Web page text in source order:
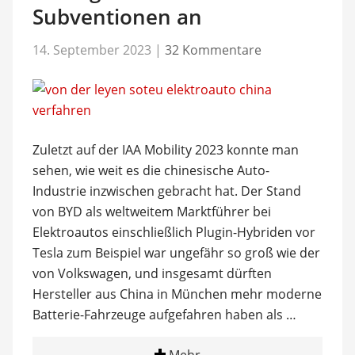
Subventionen an
14. September 2023 | 32 Kommentare
Zuletzt auf der IAA Mobility 2023 konnte man
sehen, wie weit es die chinesische Auto-
Industrie inzwischen gebracht hat. Der Stand
von BYD als weltweitem Marktführer bei
Elektroautos einschließlich Plugin-Hybriden vor
Tesla zum Beispiel war ungefähr so groß wie der
von Volkswagen, und insgesamt dürften
Hersteller aus China in München mehr moderne
Batterie-Fahrzeuge aufgefahren haben als …